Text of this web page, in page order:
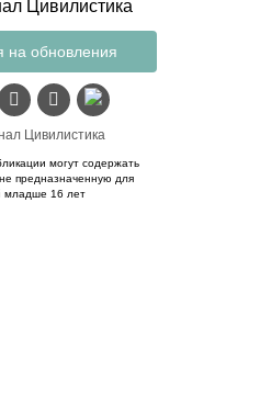
на обновления
Цивилистика
могут содержать
предназначенную для
младше 16 лет